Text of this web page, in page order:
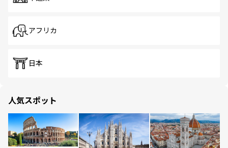
アフリカ
日本
人気スポット